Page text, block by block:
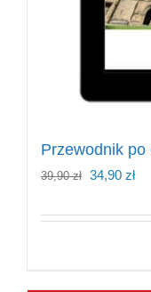
Przewodnik
39,90zł Pierwotna
34,90 zł